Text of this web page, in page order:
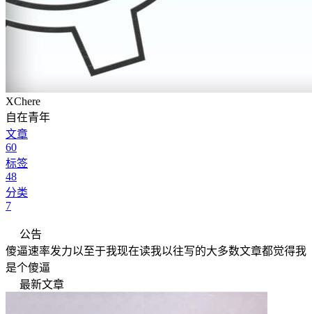
XChere
自在青年
文章
60
标签
48
分类
7
公告
傻逼速率发力以至于我现在读我以往写的大多数文章都觉得我
是个傻逼
最新文章